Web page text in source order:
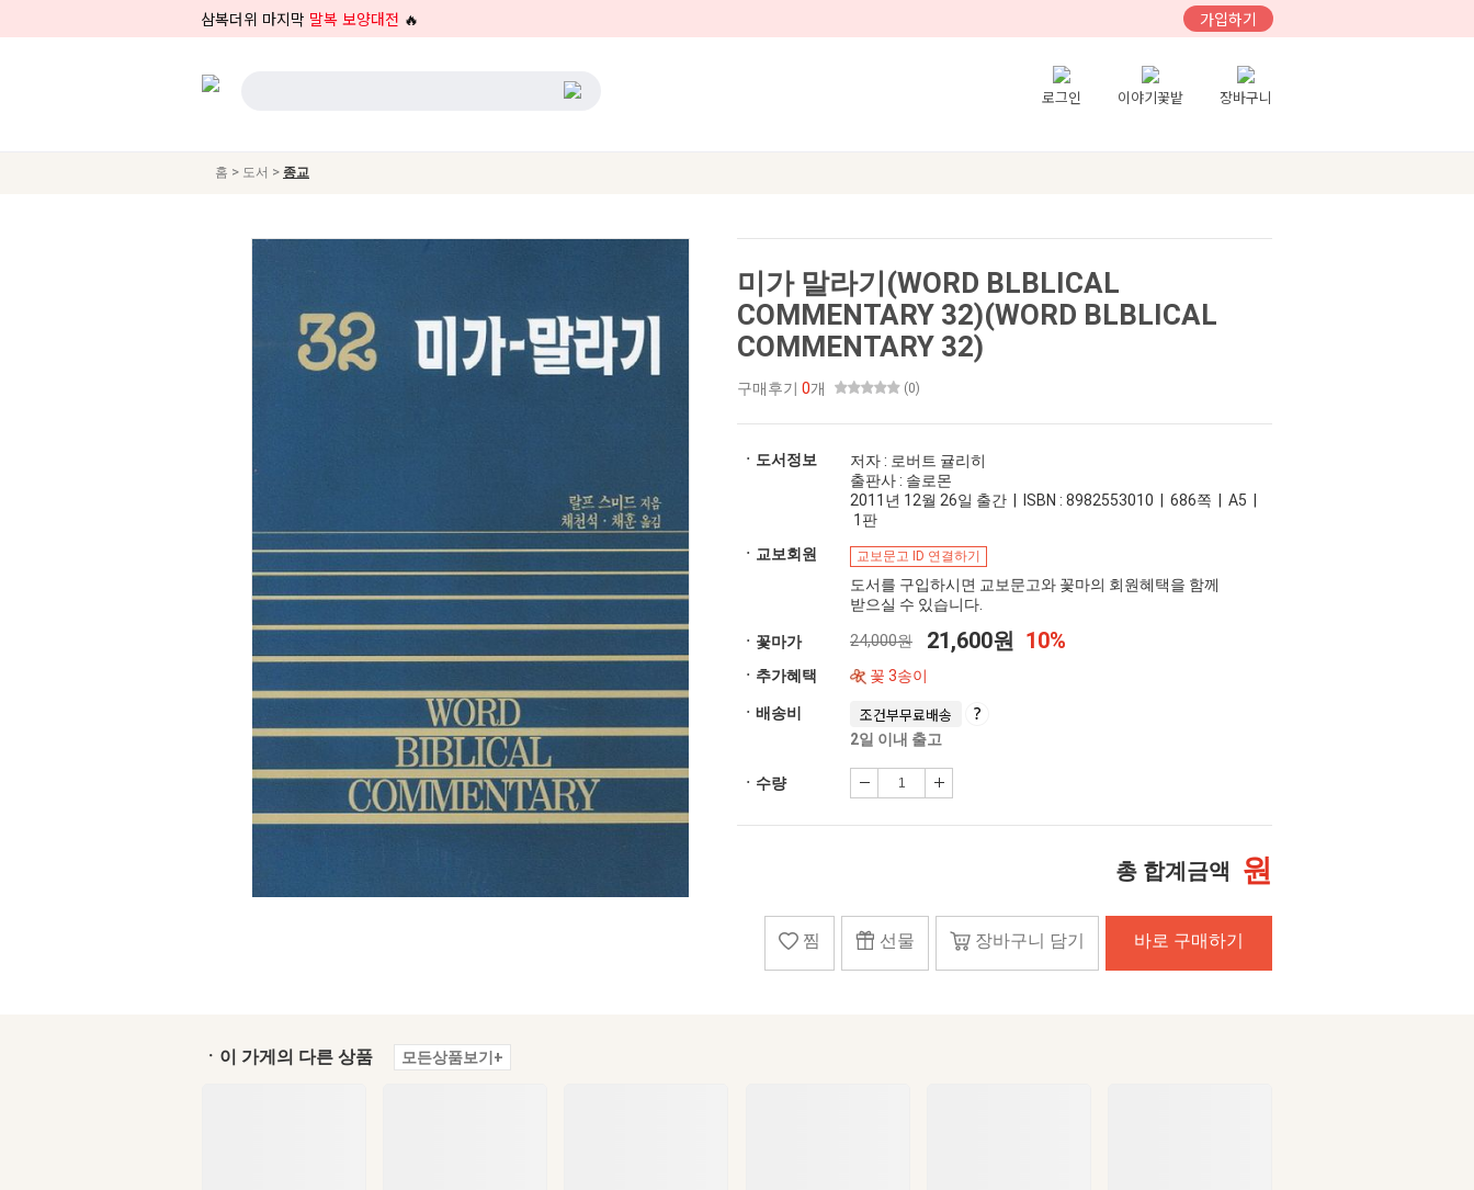
삼복더위 마지막 말복 보양대전 🔥 가입하기
로그인 이야기꽃밭 장바구니
홈 > 도서 > 종교
미가 말라기(WORD BLBLICAL
COMMENTARY 32)(WORD BLBLICAL
COMMENTARY 32)
구매후기 0개 (0)
ㆍ도서정보
저자 : 로버트 귤리히
출판사 : 솔로몬
2011년 12월 26일 출간 | ISBN : 8982553010 | 686쪽 | A5 |
1판
ㆍ교보회원
교보문고 ID 연결하기
도서를 구입하시면 교보문고와 꽃마의 회원혜택을 함께
받으실 수 있습니다.
ㆍ꽃마가 24,000원 21,600원 10%
ㆍ추가혜택 꽃 3송이
ㆍ배송비 조건부무료배송
2일 이내 출고
ㆍ수량
총 합계금액 원
찜 선물 장바구니 담기 바로 구매하기
ㆍ이 가게의 다른 상품 모든상품보기+